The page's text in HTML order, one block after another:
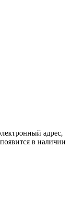
адрес,
в наличии